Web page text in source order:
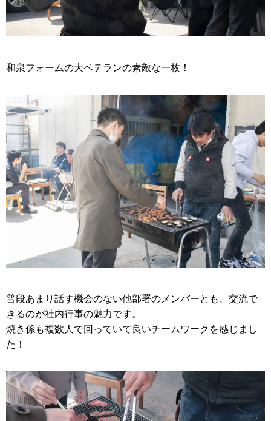
和泉フォームの大ベテランの素敵な一枚！
普段あまり話す機会のない他部署のメンバーとも、交流で
きるのが社内行事の魅力です。
焼き係も複数人で回っていて良いチームワークを感じまし
た！